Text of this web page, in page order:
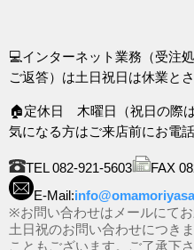
💻インターネット業務（受注
ご返答）は土日祝日は休業と
🏠定休日 木曜日（祝日の際は
気になる方はご来店前にお電
TEL 082-921-5603
FAX
E-Mail:
※お問い合わせはメールにてお
土日祝のお問い合わせにつき
こともございます。ご了承下